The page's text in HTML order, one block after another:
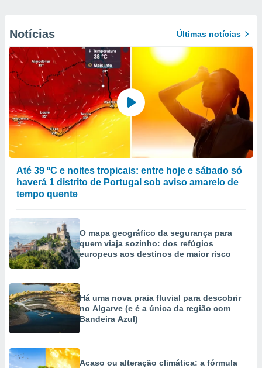
Notícias Últimas notícias
Até 39 ºC e noites tropicais: entre hoje e sábado só
haverá 1 distrito de Portugal sob aviso amarelo de
tempo quente
O mapa geográfico da segurança para
quem viaja sozinho: dos refúgios
europeus aos destinos de maior risco
Há uma nova praia fluvial para descobrir
no Algarve (e é a única da região com
Bandeira Azul)
Acaso ou alteração climática: a fórmula